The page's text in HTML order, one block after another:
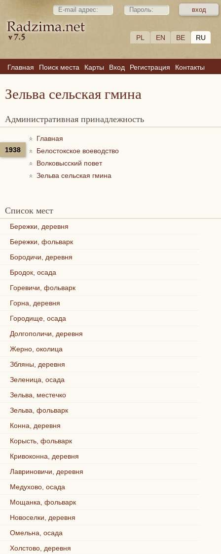
PL EN BE RU
Главная Поиск места Карты Вход Регистрация Контакты
Зельва сельская гмина
Административная принадлежность
1938
Главная
Белостокское воеводство
Волковысский повет
Зельва сельская гмина
Список мест
Бережки, деревня
Бережки, фольварк
Бородичи, деревня
Бродок, осада
Горевичи, фольварк
Горна, деревня
Городище, осада
Долгополичи, деревня
Жерно, околица
Збляны, деревня
Зеленица, осада
Зельва, местечко
Зельва, фольварк
Конна, деревня
Корысть, фольварк
Кривоконна, деревня
Лавриновичи, деревня
Медухово, осада
Мощанка, фольварк
Новоселки, деревня
Омельна, осада
Холстово, деревня